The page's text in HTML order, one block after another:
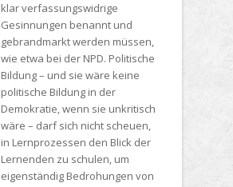
klar verfassungswidrige
Gesinnungen benannt und
gebrandmarkt werden müssen,
wie etwa bei der NPD. Politische
Bildung – und sie wäre keine
politische Bildung in der
Demokratie, wenn sie unkritisch
wäre – darf sich nicht scheuen,
in Lernprozessen den Blick der
Lernenden zu schulen, um
eigenständig Bedrohungen von